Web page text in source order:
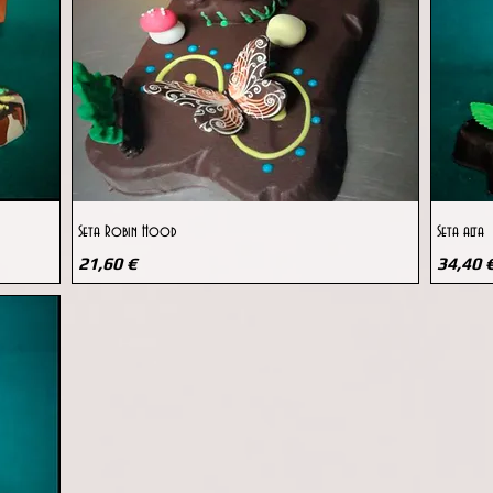
Seta Robin Hood
Precio
21,60 €
Seta alta
Precio
34,40